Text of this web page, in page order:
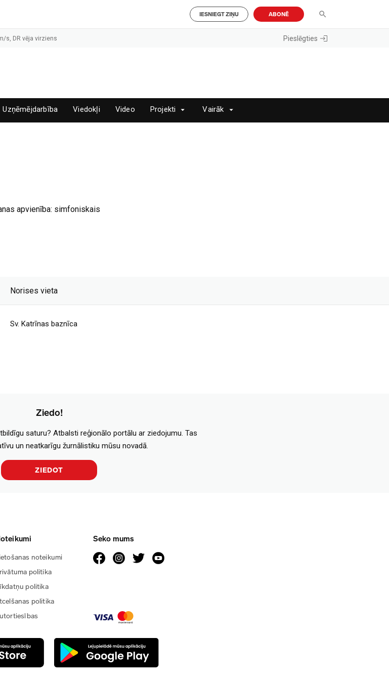
IESNIEGT ZIŅU ABONĒ
s, DR vēja virziens Pieslēgties
Uzņēmējdarbība Viedokļi Video Projekti Vairāk
apvienība: simfoniskais
Norises vieta
Sv. Katrīnas baznīca
Ziedo!
saturu? Atbalsti reģionālo portālu ar ziedojumu. Tas
un neatkarīgu žurnālistiku mūsu novadā.
ZIEDOT
noteikumi
politika
politika
politika
Seko mums